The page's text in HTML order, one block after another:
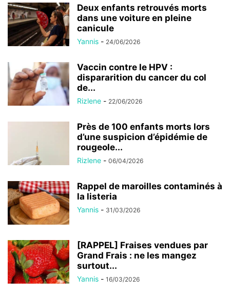
Deux enfants retrouvés morts
dans une voiture en pleine
canicule
Yannis - 24/06/2026
Vaccin contre le HPV :
dispararition du cancer du col
de...
Rizlene - 22/06/2026
Près de 100 enfants morts lors
d’une suspicion d’épidémie de
rougeole...
Rizlene - 06/04/2026
Rappel de maroilles contaminés à
la listeria
Yannis - 31/03/2026
[RAPPEL] Fraises vendues par
Grand Frais : ne les mangez
surtout...
Yannis - 16/03/2026